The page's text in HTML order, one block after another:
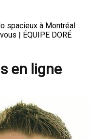
spacieux à Montréal :
| ÉQUIPE DORÉ
en ligne